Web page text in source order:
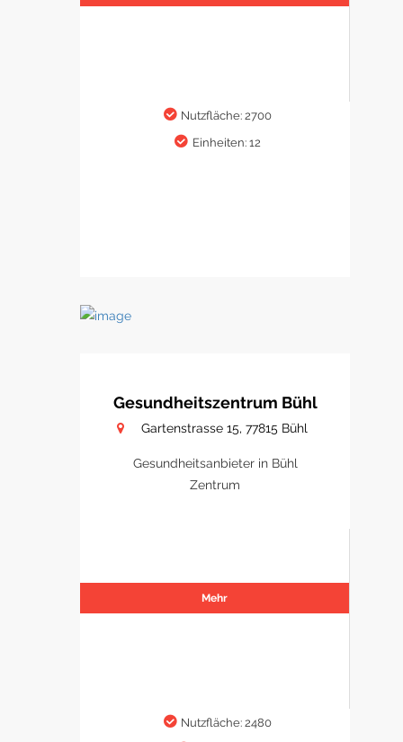
Nutzfläche: 2700
Einheiten: 12
Gesundheitszentrum Bühl
Gartenstrasse 15, 77815 Bühl
Gesundheitsanbieter in Bühl
Zentrum
Mehr
Nutzfläche: 2480